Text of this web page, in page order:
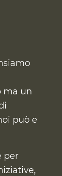
ma un
può e
per